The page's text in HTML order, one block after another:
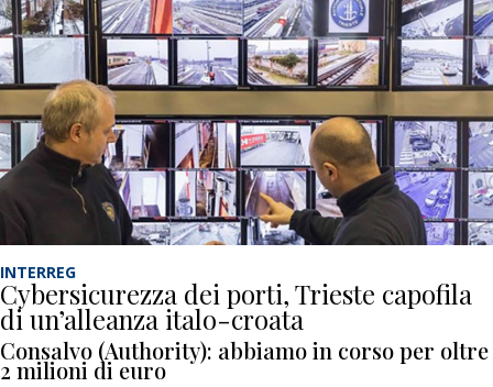
INTERREG
Cybersicurezza dei porti, Trieste capofila
di un’alleanza italo-croata
Consalvo (Authority): abbiamo in corso per oltre
2 milioni di euro